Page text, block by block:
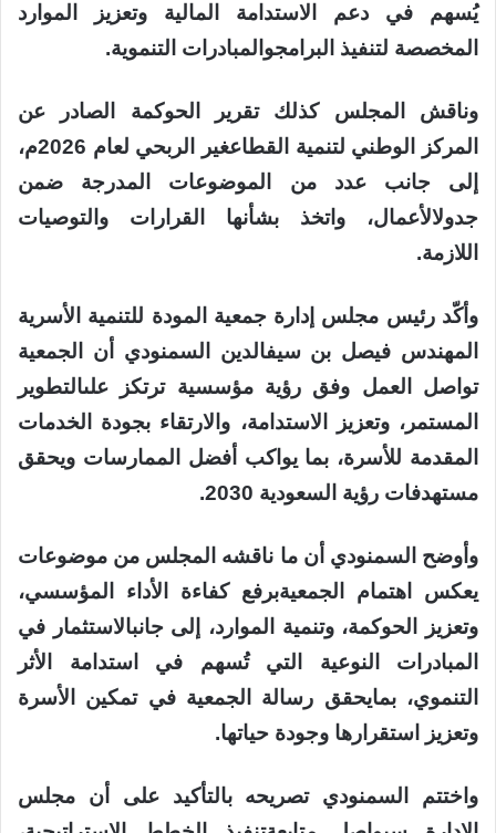
يسهم في دعم الاستدامة المالية وتعزيز
الموارد
المخصصة لتنفيذ البرامجوالمبادرات التنموية.
وناقش المجلس كذلك تقرير الحوكمة الصادر
عن
المركز
الوطني لتنمية القطاعغير الربحي لعام م،
إلى
جانب عدد من الموضوعات المدرجة
ضمن
جدولالأعمال، واتخذ بشأنها القرارات
والتوصيات
اللازمة.
وأكد رئيس مجلس إدارة جمعية المودة للتنمية
الأسرية
المهندس فيصل بن سيفالدين السمنودي أن
الجمعية
تواصل
العمل وفق رؤية مؤسسية ترتكز علىالتطوير
المستمر ،وتعزيز الاستدامة، والارتقاء بجودة
الخدمات
المقدمة للأسرة، بما يواكب أفضل الممارسات ويحقق
مستهدفات رؤية السعودية
وأوضح السمنودي أن ما ناقشه المجلس من موضوعات
يعكس
اهتمام الجمعيةبرفع كفاءة الأداء المؤسسي،
وتعزيز
الحوكمة،وتنمية الموارد، إلى جانبالاستثمار في
المبادرات
النوعية التي تسهم في استدامة
الأثر
التنموي،بمايحقق رسالة الجمعية في تمكين
الأسرة
وتعزيز
استقرارها وجودة حياتها.
واختتم السمنودي تصريحه بالتأكيد على أن
مجلس